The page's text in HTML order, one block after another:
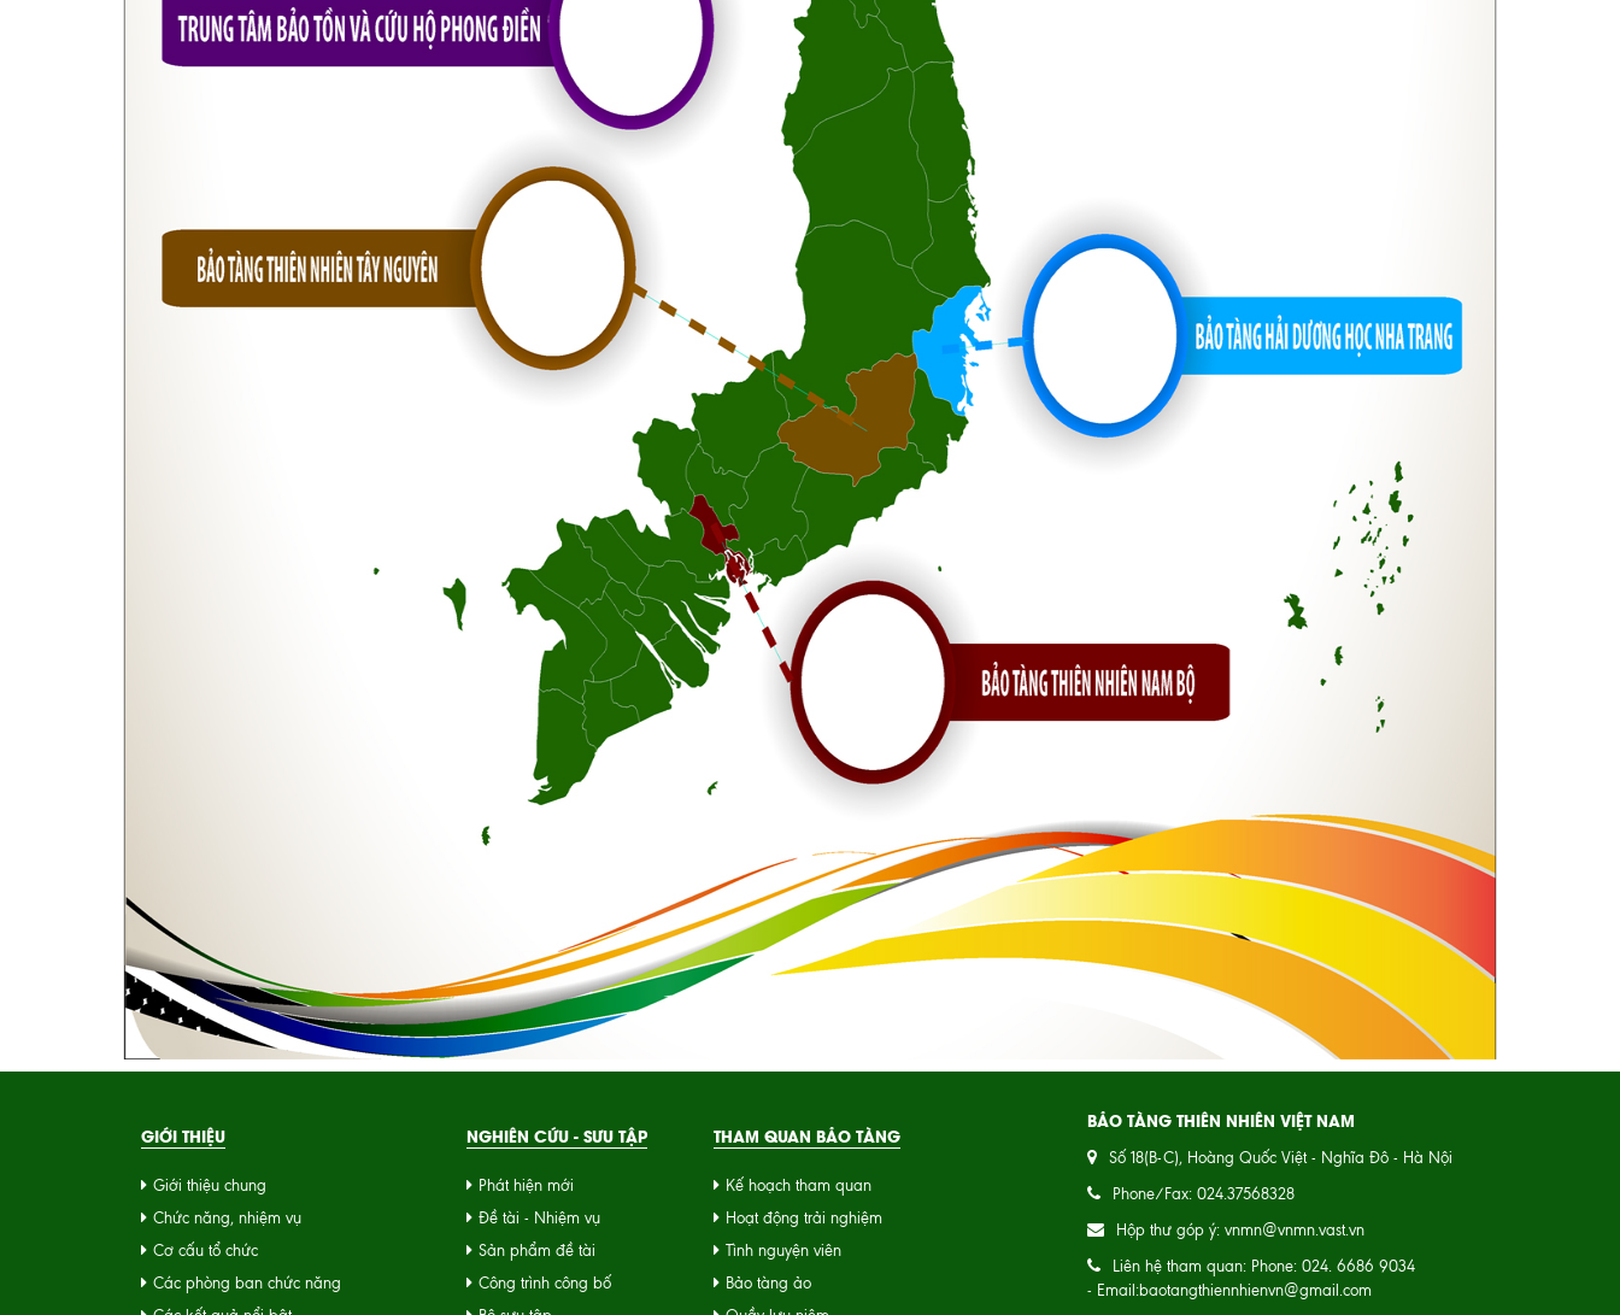
GIỚI THIỆU
Giới thiệu chung
Chức năng, nhiệm vụ
Cơ cấu tổ chức
Các phòng ban chức năng
NGHIÊN CỨU - SƯU TẬP
Phát hiện mới
Đề tài - Nhiệm vụ
Sản phẩm đề tài
Công trình công bố
THAM QUAN BẢO TÀNG
Kế hoạch tham quan
Hoạt động trải nghiệm
Tình nguyện viên
Bảo tàng ảo
BẢO TÀNG THIÊN NHIÊN VIỆT NAM
Số 18(B-C), Hoàng Quốc Việt - Nghĩa Đô - Hà Nội
Phone/Fax: 024.37568328
Hộp thư góp ý: vnmn@vnmn.vast.vn
Liên hệ tham quan: Phone: 024. 6686 9034
- Email:baotangthiennhienvn@gmail.com